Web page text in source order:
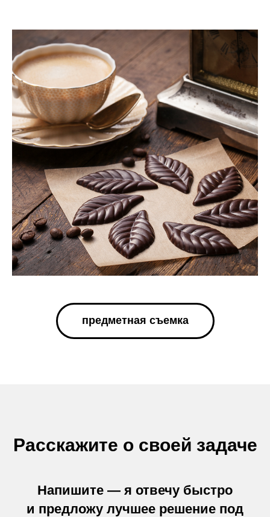
предметная съемка
Расскажите о своей задаче
Напишите — я отвечу быстро
и предложу лучшее решение под